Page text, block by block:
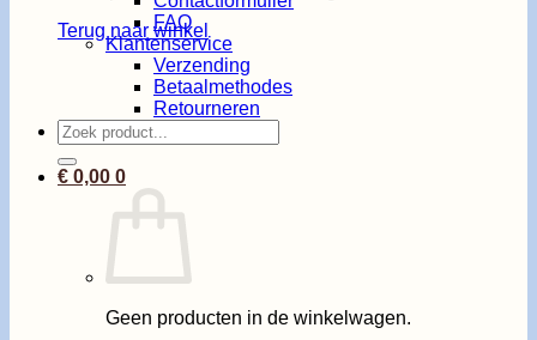
Terug naar winkel
FAQ
Klantenservice
Verzending
Betaalmethodes
Retourneren
Zoeken
naar:
€ 0,00 0
Geen producten in de winkelwagen.